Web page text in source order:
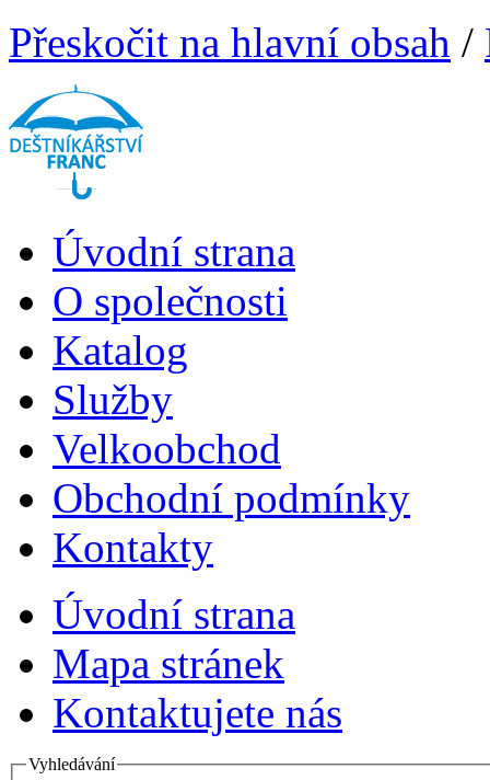
Přeskočit na hlavní obsah /
Úvodní strana
O společnosti
Katalog
Služby
Velkoobchod
Obchodní podmínky
Kontakty
Úvodní strana
Mapa stránek
Kontaktujete nás
Vyhledávání